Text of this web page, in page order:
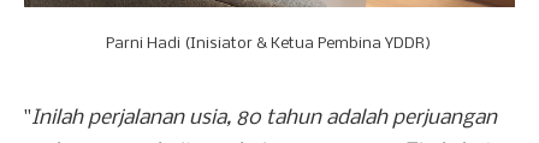
Parni Hadi (Inisiator & Ketua Pembina YDDR)
"Inilah perjalanan usia, 80 tahun adalah perjuangan